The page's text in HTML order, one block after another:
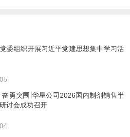
委组织开展习近平党建思想集中学习活
勇突围∣华星公司2026国内制剂销售半
讨会成功召开